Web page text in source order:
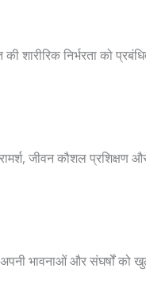
की शारीरिक निर्भरता को
जीवन कौशल प्रशिक्षण और
अपनी भावनाओं और संघर्षों